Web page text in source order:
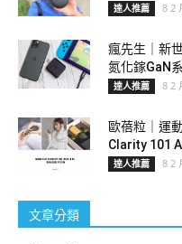
達人推薦 8 2
瘋先生｜新
氮化鎵GaN
達人推薦 8 2
歐蓓粒｜運
Clarity 101
達人推薦 8 2
文章分類